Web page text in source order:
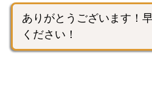
ありがとうございます！
ください！